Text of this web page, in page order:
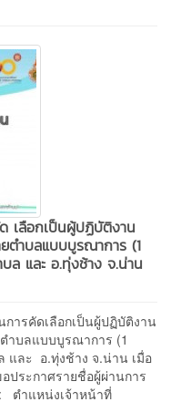
เลือกเป็นผู้ปฏิบัติงาน
ตำบลแบบบูรณาการ (1
ล และ อ.ทุ่งช้าง จ.น่าน
ารคัดเลือกเป็นผู้ปฏิบัติงาน
ำบลแบบบูรณาการ (1
และ อ.ทุ่งช้าง จ.น่าน เมื่อ
ประกาศรายชื่อผู้ผ่านการ
ตำแหน่งเจ้าหน้าที่